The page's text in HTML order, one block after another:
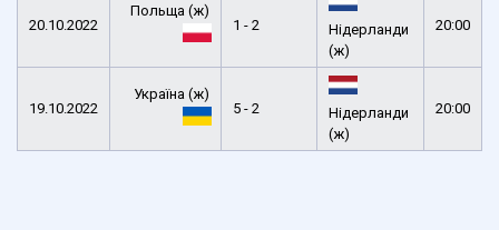
20.10.2022
Польща (ж)
1 - 2
Нідерланди
(ж)
20:00
19.10.2022
Україна (ж)
5 - 2
Нідерланди
(ж)
20:00